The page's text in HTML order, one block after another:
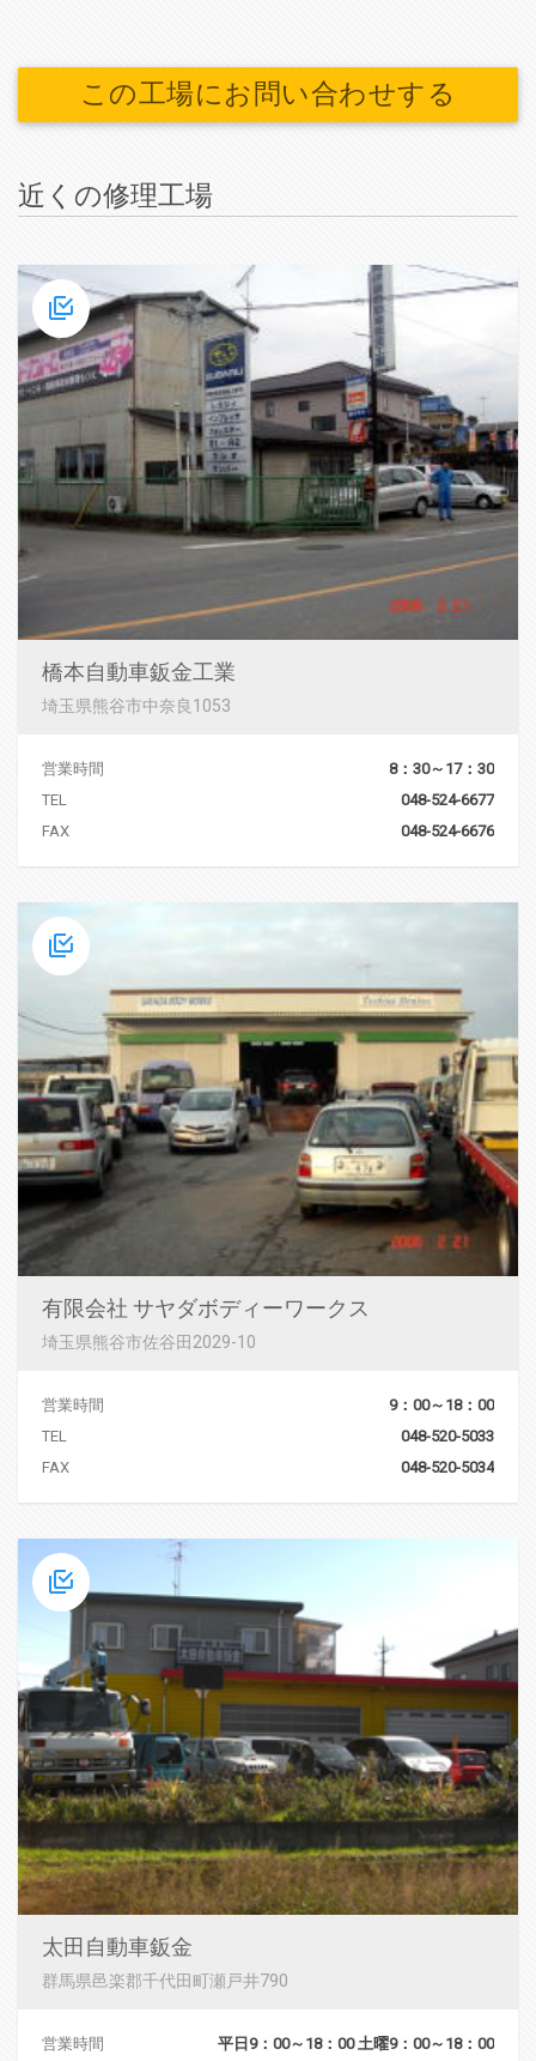
この工場にお問い合わせする
近くの修理工場
橋本自動車鈑金工業
埼玉県熊谷市中奈良1053
営業時間
8：30～17：30
TEL
048-524-6677
FAX
048-524-6676
有限会社 サヤダボディーワークス
埼玉県熊谷市佐谷田2029-10
営業時間
9：00～18：00
TEL
048-520-5033
FAX
048-520-5034
太田自動車鈑金
群馬県邑楽郡千代田町瀬戸井790
営業時間
平日9：00～18：00 土曜9：00～18：00